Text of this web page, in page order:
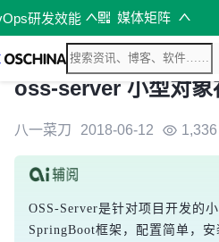
研发效能 媒体矩阵
oss-server 小型对象
八一菜刀 2018-06-12 1,336
OSS-Server是针对项目开发的
SpringBoot框架，配置简单，